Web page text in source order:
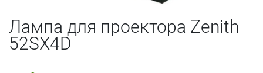
Лампа для проектора Zenith
52SX4D